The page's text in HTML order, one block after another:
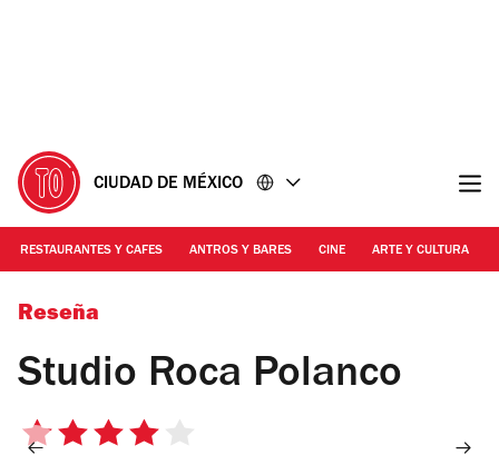
CIUDAD DE MÉXICO
RESTAURANTES Y CAFES ANTROS Y BARES CINE ARTE Y CULTURA
Foto: Facebook Oficial Studio Roca
Reseña
Studio Roca Polanco
4